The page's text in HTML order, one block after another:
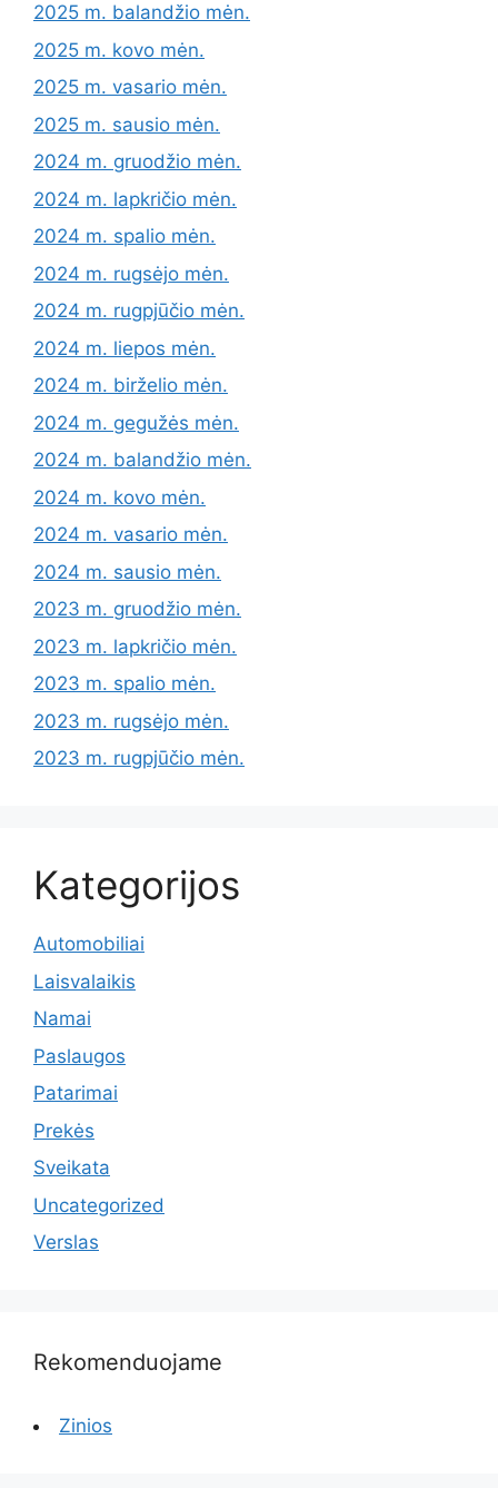
2025 m. balandžio mėn.
2025 m. kovo mėn.
2025 m. vasario mėn.
2025 m. sausio mėn.
2024 m. gruodžio mėn.
2024 m. lapkričio mėn.
2024 m. spalio mėn.
2024 m. rugsėjo mėn.
2024 m. rugpjūčio mėn.
2024 m. liepos mėn.
2024 m. birželio mėn.
2024 m. gegužės mėn.
2024 m. balandžio mėn.
2024 m. kovo mėn.
2024 m. vasario mėn.
2024 m. sausio mėn.
2023 m. gruodžio mėn.
2023 m. lapkričio mėn.
2023 m. spalio mėn.
2023 m. rugsėjo mėn.
2023 m. rugpjūčio mėn.
Kategorijos
Automobiliai
Laisvalaikis
Namai
Paslaugos
Patarimai
Prekės
Sveikata
Uncategorized
Verslas
Rekomenduojame
Zinios